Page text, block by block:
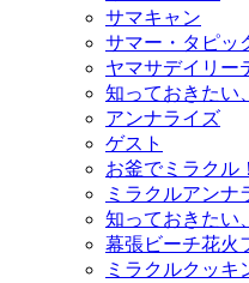
サマキャン
サマー・タピッ
ヤマサデイリー
知っておきたい
アンナライズ
ゲスト
お釜でミラクル
ミラクルアンナ
知っておきたい
幕張ビーチ花火
ミラクルクッキ